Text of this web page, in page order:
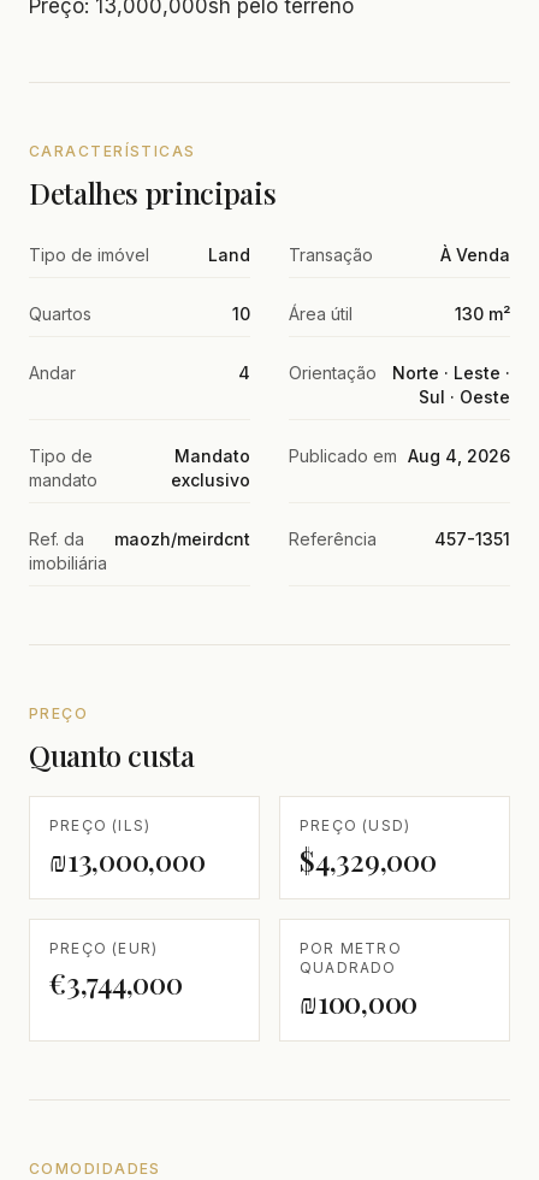
Preço: 13,000,000sh pelo terreno
CARACTERÍSTICAS
Detalhes principais
Tipo de imóvel Land Transação À Venda
Quartos 10 Área útil 130 m²
Andar 4 Orientação
Norte · Leste ·
Sul · Oeste
Tipo de
mandato
Mandato
exclusivo
Publicado em Aug 4, 2026
Ref. da
imobiliária
maozh/meirdcnt Referência 457-1351
PREÇO
Quanto custa
PREÇO (ILS)
₪13,000,000
PREÇO (USD)
$4,329,000
PREÇO (EUR)
€3,744,000
POR METRO
QUADRADO
₪100,000
COMODIDADES